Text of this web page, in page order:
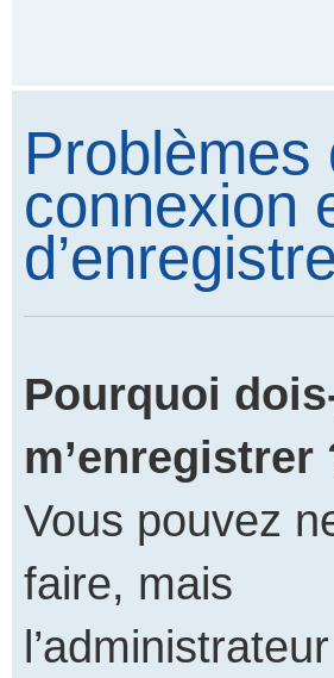
Problèmes
connexion
Pourquoi
m’enregistrer
Vous pouvez
faire, mais